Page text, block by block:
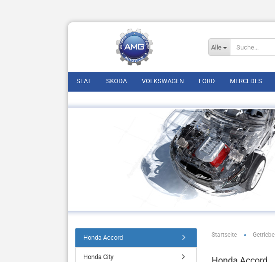
Alle
SEAT SKODA VOLKSWAGEN FORD MERCEDES
Startseite » Getriebe
Honda Accord
Honda City